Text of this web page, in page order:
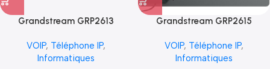
Grandstream GRP2613
VOIP, Téléphone IP,
Informatiques
Grandstream GRP2615
VOIP, Téléphone IP,
Informatiques